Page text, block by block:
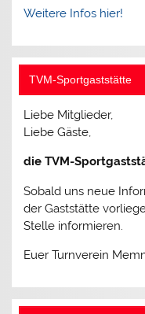
Weitere Infos hier!
TVM-Sportgaststätte
Liebe Mitglieder,
Liebe Gäste,
die TVM-
Sobald uns neue
der Gaststätte
Stelle informieren.
Euer Turnverein